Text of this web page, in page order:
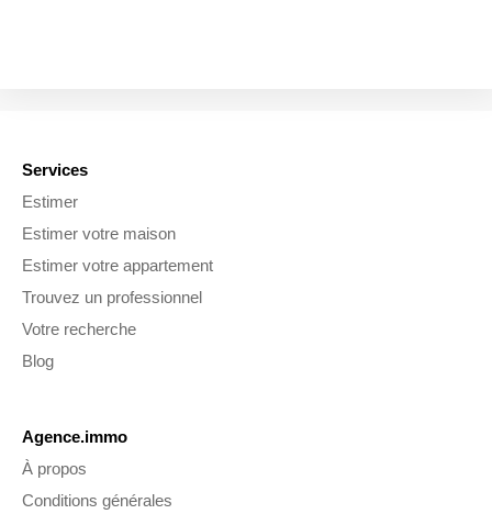
Services
Estimer
Estimer votre maison
Estimer votre appartement
Trouvez un professionnel
Votre recherche
Blog
Agence.immo
À propos
Conditions générales